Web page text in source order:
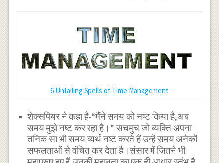
6 Unfailing Spells of Time Management
शेक्सपियर ने कहा है-“मैंने समय को नष्ट किया है,अब
समय मुझे नष्ट कर रहा है।” सचमुच जो व्यक्ति अपना
तनिक सा भी समय व्यर्थ नष्ट करते हैं उन्हें समय अनेकों
सफलताओं से वंचित कर देता है।संसार में जितने भी